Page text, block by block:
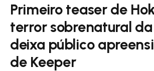
Primeiro teaser de
terror sobrenatural da
deixa público
de Keeper